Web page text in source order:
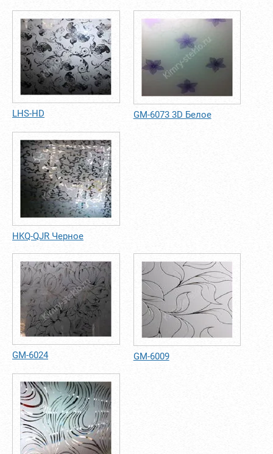
LHS-HD GM-6073 3D Белое
HKQ-QJR Черное
GM-6024 GM-6009